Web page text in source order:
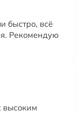
быстро, всё
Рекомендую
высоким